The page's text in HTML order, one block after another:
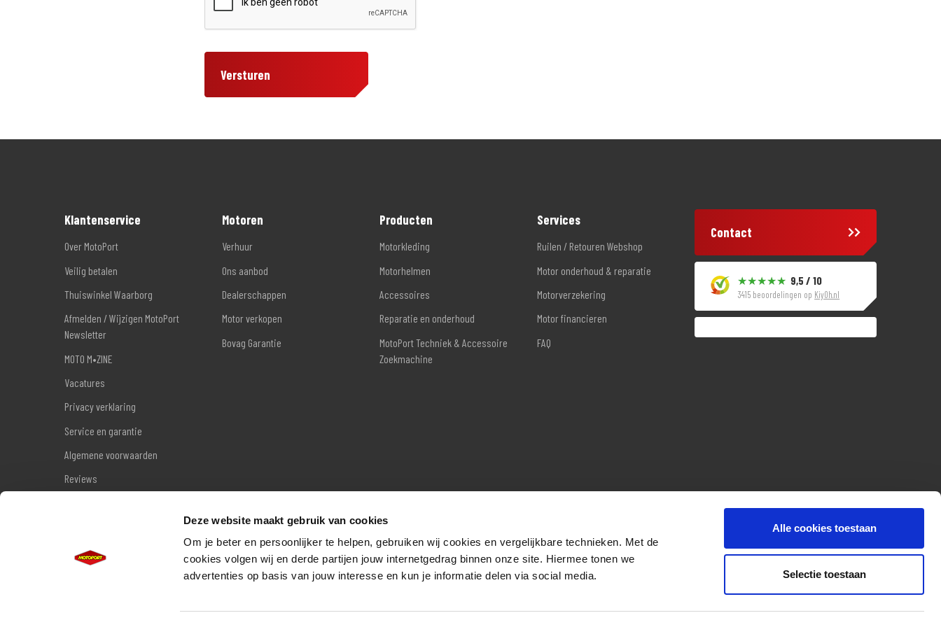
Deze website maakt gebruik van cookies
Om je beter en persoonlijker te helpen, gebruiken wij cookies en vergelijkbare technieken. Met de
cookies volgen wij en derde partijen jouw internetgedrag binnen onze site. Hiermee tonen we
advertenties op basis van jouw interesse en kun je informatie delen via social media.
Alle cookies toestaan
Selectie toestaan
Versturen
Klantenservice
Over MotoPort
Veilig betalen
Thuiswinkel Waarborg
Afmelden / Wijzigen MotoPort
Newsletter
MOTO M•ZINE
Vacatures
Privacy verklaring
Service en garantie
Algemene voorwaarden
Reviews
Motoren
Verhuur
Ons aanbod
Dealerschappen
Motor verkopen
Bovag Garantie
Producten
Motorkleding
Motorhelmen
Accessoires
Reparatie en onderhoud
MotoPort Techniek & Accessoire
Zoekmachine
Services
Ruilen / Retouren Webshop
Motor onderhoud & reparatie
Motorverzekering
Motor financieren
FAQ
Contact
9,5 / 10
3415 beoordelingen op KiyOh.nl